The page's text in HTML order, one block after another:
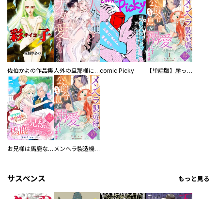
佐伯かよの作品集 人外の旦那様に娶られ毎晩ナカまで愛される…。アンソロジーcomic Picky 【単話版】崖っぷち令嬢ですが、意地と策略で幸せになります！シリーズ
お兄様は馬鹿なんですか？～地味王女は婚約破棄に巻き込まれる～ メンヘラ製造機の公爵令息（過保護）が溺愛してきます
サスペンス もっと見る